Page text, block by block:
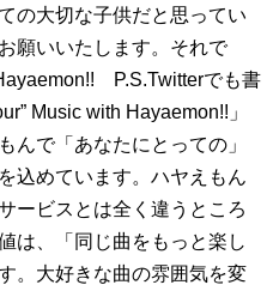
の大切な子供だと思ってい
願いいたします。それで
P.S.Twitterでも書
Music with Hayaemon!!」
んで「あなたにとっての」
込めています。ハヤえもん
ービスとは全く違うところ
は、「同じ曲をもっと楽し
。大好きな曲の雰囲気を変